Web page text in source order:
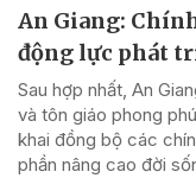
An Giang:
động lực phát
Sau hợp nhất, An
và tôn giáo phong
khai đồng bộ các
phần nâng cao đời